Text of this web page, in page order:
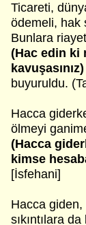
Ticareti,
ödemeli, hak
Bunlara
(Hac edin ki
kavuşasınız)
buyuruldu.
Hacca
ölmeyi
(Hacca
kimse
[İsfehani]
Hacca giden,
sıkıntılara